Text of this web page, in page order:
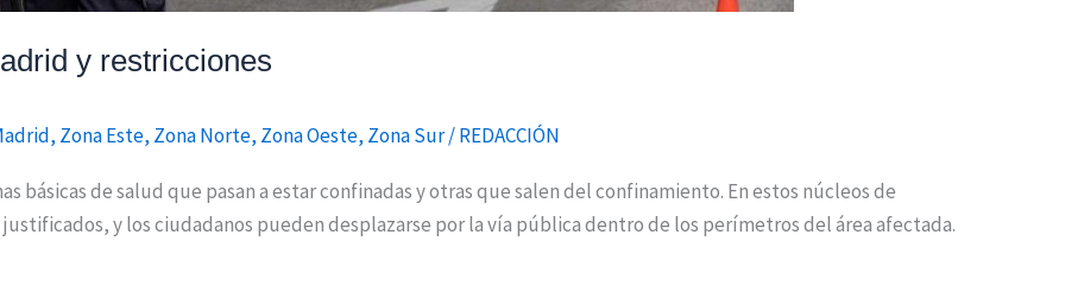
y restricciones
, Zona Este, Zona Norte, Zona Oeste, Zona Sur/REDACCIÓN
básicas de salud que pasan a estar confinadas y otras que salen del confinamiento. En estos núcleos de
y los ciudadanos pueden desplazarse por la vía pública dentro de los perímetros del área afectada.